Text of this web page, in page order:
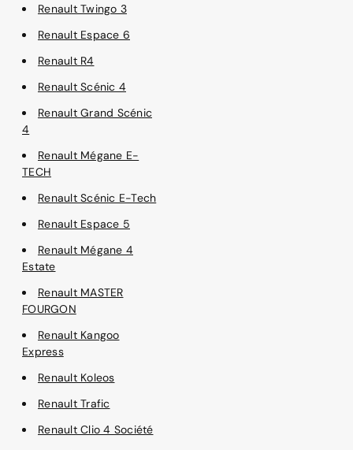
Renault Twingo 3
Renault Espace 6
Renault R4
Renault Scénic 4
Renault Grand Scénic
4
Renault Mégane E-
TECH
Renault Scénic E-Tech
Renault Espace 5
Renault Mégane 4
Estate
Renault MASTER
FOURGON
Renault Kangoo
Express
Renault Koleos
Renault Trafic
Renault Clio 4 Société